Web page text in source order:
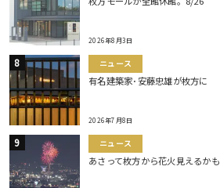
2026年8月3日
ニュース
有名建築家･安藤忠雄が枚方に
2026年7月8日
ニュース
あさって枚方から花火見えるかも